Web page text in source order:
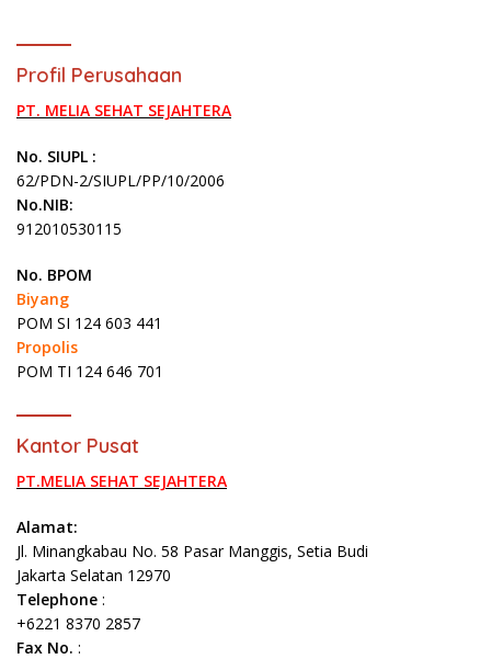
Profil Perusahaan
PT. MELIA SEHAT SEJAHTERA
No. SIUPL :
62/PDN-2/SIUPL/PP/10/2006
No.NIB:
912010530115
No. BPOM
Biyang
POM SI 124 603 441
Propolis
POM TI 124 646 701
Kantor Pusat
PT.MELIA SEHAT SEJAHTERA
Alamat:
Jl. Minangkabau No. 58 Pasar Manggis, Setia Budi
Jakarta Selatan 12970
Telephone :
+6221 8370 2857
Fax No. :